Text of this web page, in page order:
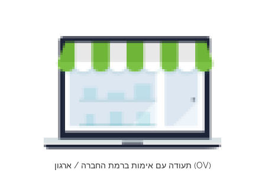
תעודה עם אימות ברמת החברה / ארגון (OV)